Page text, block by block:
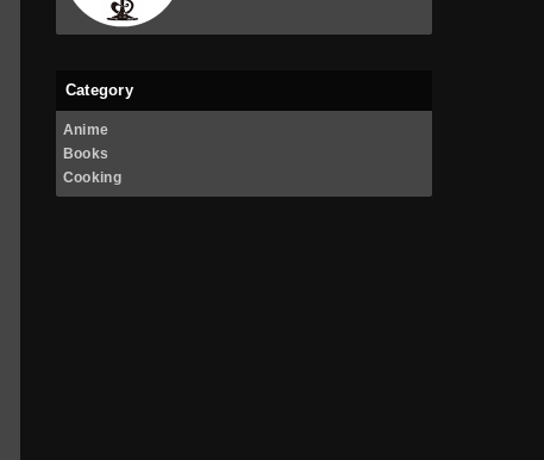
Category
Anime
Books
Cooking